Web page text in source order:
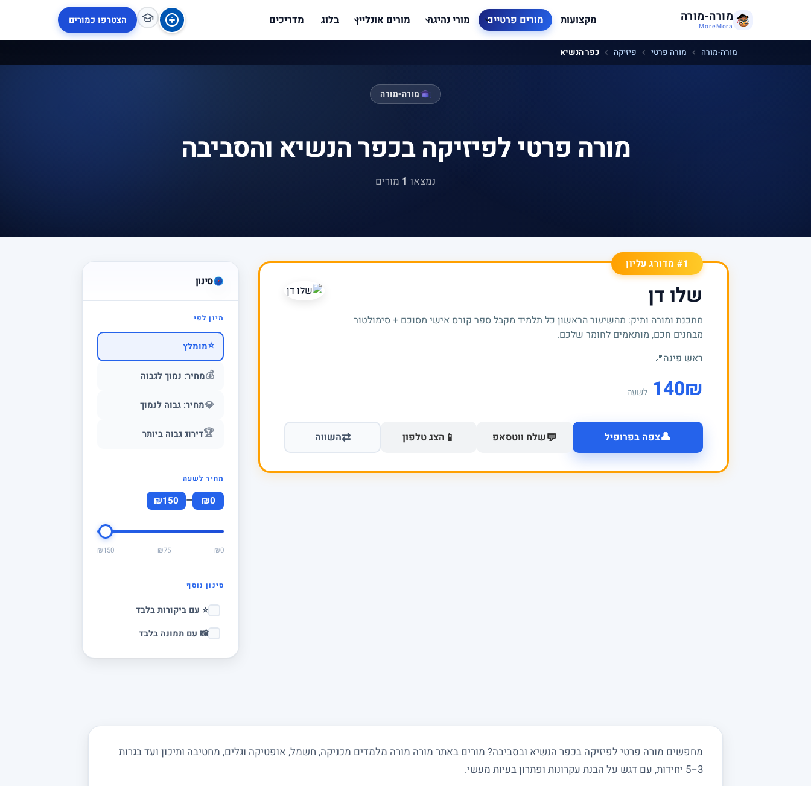
מורה-מורה
MoreMora מקצועות מורים פרטיים מורי נהיגה מורים אונליין בלוג מדריכים הצטרפו כמורים
מורה-מורה מורה פרטי פיזיקה כפר הנשיא
מורה-מורה
מורה פרטי לפיזיקה בכפר הנשיא והסביבה
נמצאו 1 מורים
סינון
מיון לפי
⭐מומלץ
💰מחיר: נמוך לגבוה
💎מחיר: גבוה לנמוך
🏆דירוג גבוה ביותר
מחיר לשעה
₪0
–
₪150
₪0
₪75
₪150
סינון נוסף
⭐ עם ביקורות בלבד
📸 עם תמונה בלבד
#1 מדורג עליון
שלו דן
מתכנת ומורה ותיק: מהשיעור הראשון כל תלמיד מקבל ספר קורס אישי מסוכם + סימולטור
מבחנים חכם, מותאמים לחומר שלכם.
ראש פינה📍
₪
140 לשעה
👤צפה בפרופיל 💬שלח ווטסאפ 📱 הצג טלפון ⇄השווה
מחפשים מורה פרטי לפיזיקה בכפר הנשיא ובסביבה? מורים באתר מורה מורה מלמדים מכניקה, חשמל, אופטיקה וגלים, מחטיבה ותיכון ועד בגרות
3–5 יחידות, עם דגש על הבנת עקרונות ופתרון בעיות מעשי.